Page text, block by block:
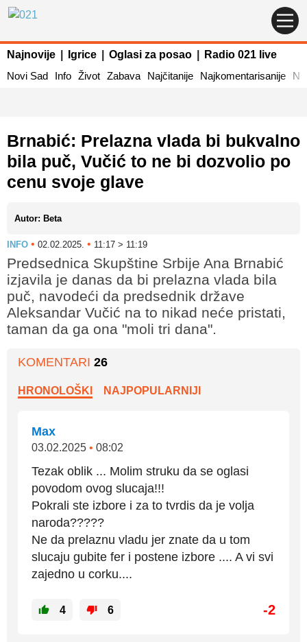
Najnovije Igrice Oglasi za posao
Radio 021 live
Novi Sad
Info Život Zabava Najčitanije Najkomentarisanije
Brnabić: Prelazna vlada bi bukvalno
bila puč, Vučić to ne bi dozvolio po
cenu svoje glave
Autor: Beta
INFO • 02.02.2025. • 11:17 > 11:19
Predsednica Skupštine Srbije Ana Brnabić
izjavila je danas da bi prelazna vlada bila
puč, navodeći da predsednik države
Aleksandar Vučić na to nikad neće pristati,
taman da ga ona "moli tri dana".
KOMENTARI 26
HRONOLOŠKI NAJPOPULARNIJI
Max
03.02.2025 • 08:02
Tezak oblik ... Molim struku da se oglasi
povodom ovog slucaja!!!
Pokrali ste izbore i za to tvrdis da je volja
naroda?????
Ne da prelaznu vladu jer znate da u tom
slucaju gubite fer i postene izbore .... A vi svi
zajedno u corku....
4 6 -2